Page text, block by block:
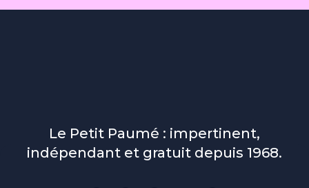
Le Petit Paumé : impertinent,
indépendant et gratuit depuis 1968.